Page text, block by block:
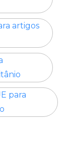
artigos
para